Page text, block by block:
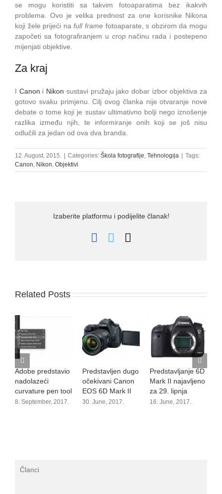
se mogu koristiti sa takvim fotoaparatima bez ikakvih
problema. Ovo je velika prednost za one korisnike Nikona
koji žele prijeći nafull frame fotoaparate, s obzirom da mogu
započeti sa fotografiranjem u cropnačinu rada i postepeno
mijenjati objektive.
Za kraj
I Canon i Nikon sustavi pružaju jako dobar izbor objektiva za
gotovo svaku primjenu. Cilj ovog članka nije otvaranje nove
debate o tome koji je sustav ultimativno bolji nego iznošenje
razlika između njih, te informiranje onih koji se još nisu
odlučili za jedan od ova dva branda.
12. August, 2015. Categories: Škola fotografije, Tehnologija
Tags:
Canon, Nikon, Objektivi
Izaberite platformu i podijelite članak!
Facebook
Twitter
Related Posts
Adobe predstavio
nadolazeći
curvature pen tool
8. September, 2017.
Predstavljen dugo
očekivani Canon
EOS 6D Mark II
30. June, 2017.
Predstavljanje 6D
Mark II najavljeno
za 29. lipnja
16. June, 2017.
Članci